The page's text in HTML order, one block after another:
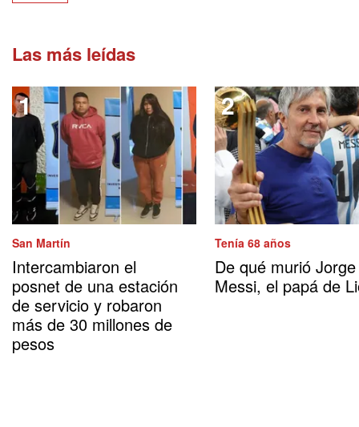
Las más leídas
San Martín
Intercambiaron el
posnet de una estación
de servicio y robaron
más de 30 millones de
pesos
Tenía 68 años
De qué murió Jorge
Messi, el papá de